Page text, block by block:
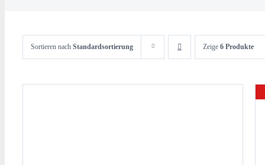
Sortieren nach Standardsortierung Zeige 6 Produkte